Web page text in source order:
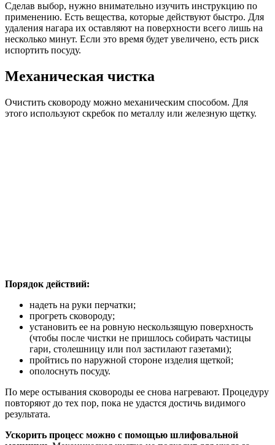
Сделав выбор, нужно внимательно изучить инструкцию по
применению. Есть вещества, которые действуют быстро. Для
удаления нагара их оставляют на поверхности всего лишь на
несколько минут. Если это время будет увеличено, есть риск
испортить посуду.
Механическая чистка
Очистить сковороду можно механическим способом. Для
этого используют скребок по металлу или железную щетку.
Порядок действий:
надеть на руки перчатки;
прогреть сковороду;
установить ее на ровную нескользящую поверхность
(чтобы после чистки не пришлось собирать частицы
гари, столешницу или пол застилают газетами);
пройтись по наружной стороне изделия щеткой;
ополоснуть посуду.
По мере остывания сковороды ее снова нагревают. Процедуру
повторяют до тех пор, пока не удастся достичь видимого
результата.
Ускорить процесс можно с помощью шлифовальной